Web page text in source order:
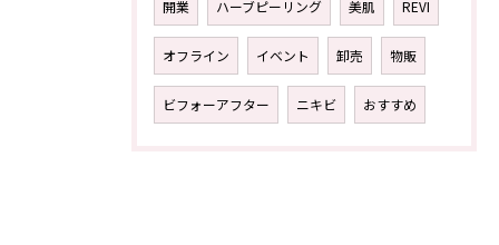
開業 ハーブピーリング 美肌 REVI
オフライン イベント 卸売 物販
ビフォーアフター ニキビ おすすめ